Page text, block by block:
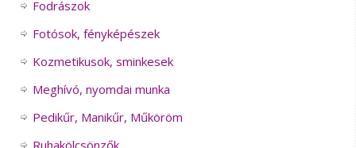
Fodrászok
Fotósok, fényképészek
Kozmetikusok, sminkesek
Meghívó, nyomdai munka
Pedikűr, Manikűr, Műköröm
Ruhakölcsönzők